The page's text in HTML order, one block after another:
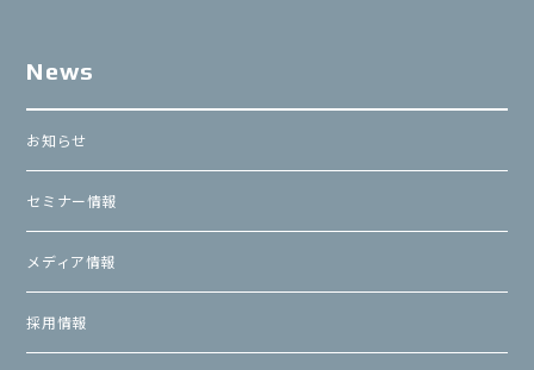
News
お知らせ
セミナー情報
メディア情報
採用情報